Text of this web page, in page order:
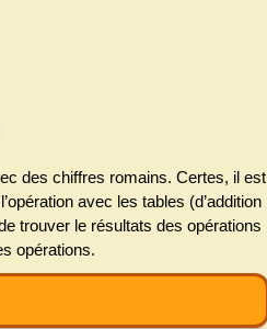
des chiffres romains. Certes, il est
avec les tables (d’addition
trouver le résultats des opérations
opérations.